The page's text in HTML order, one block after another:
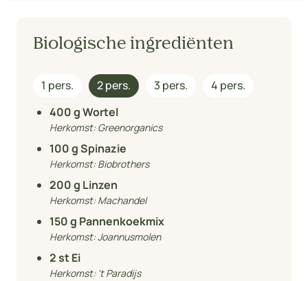
Biologische ingrediënten
1 pers. 2 pers. 3 pers.
4 pers.
400g Wortel
Herkomst:Greenorganics
100g Spinazie
Herkomst:Biobrothers
200g Linzen
Herkomst:Machandel
150g Pannenkoekmix
Herkomst:Joannusmolen
2st Ei
Herkomst: 't Paradijs